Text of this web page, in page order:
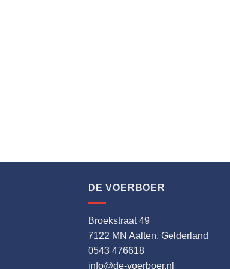
DE VOERBOER
Broekstraat 49
7122 MN Aalten, Gelderland
0543 476618
info@de-voerboer.nl